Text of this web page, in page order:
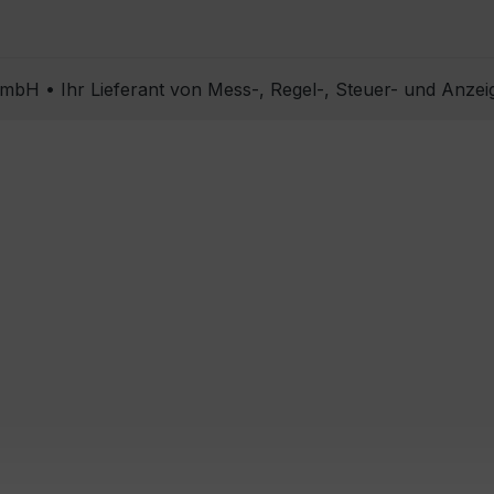
• Ihr Lieferant von Mess-, Regel-, Steuer- und